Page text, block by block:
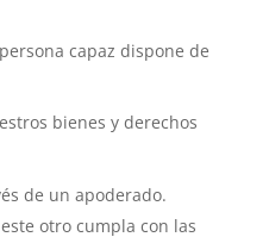
capaz dispone de
bienes y derechos
de un apoderado.
otro cumpla con las